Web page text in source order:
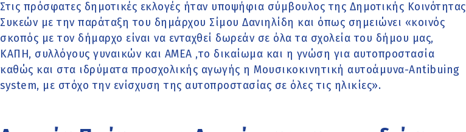
Στις πρόσφατες δημοτικές εκλογές ήταν υποψήφια σύμβουλος της Δημοτικής Κοινότητας
Συκεών με την παράταξη του δημάρχου Σίμου Δανιηλίδη και όπως σημειώνει «κοινός
σκοπός με τον δήμαρχο είναι να ενταχθεί δωρεάν σε όλα τα σχολεία του δήμου μας,
ΚΑΠΗ, συλλόγους γυναικών και ΑΜΕΑ ,το δικαίωμα και η γνώση για αυτοπροστασία
καθώς και στα ιδρύματα προσχολικής αγωγής η Μουσικοκινητική αυτοάμυνα-Antibuing
system, με στόχο την ενίσχυση της αυτοπροστασίας σε όλες τις ηλικίες».